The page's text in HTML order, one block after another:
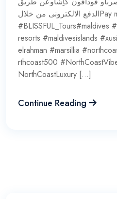
الدفع الالكترونى من خلالPay mob
resorts #maldivesislands
elrahman #marsillia
rthcoast500
NorthCoastLuxury […]
Continue Reading